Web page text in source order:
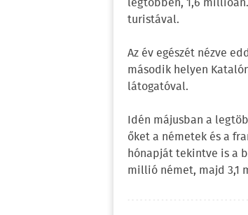
turistával.
Az év egészét nézve
második helyen
látogatóval.
Idén májusban a
őket a németek és a
hónapját tekintve is a
millió német, majd 3,1